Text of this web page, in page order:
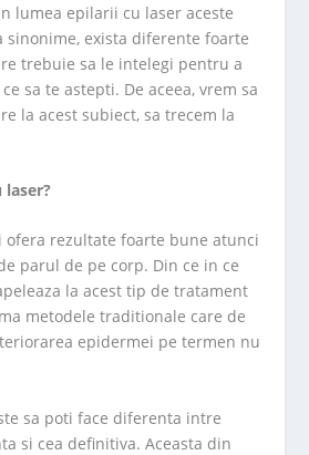
lumea epilarii cu laser aceste
sinonime, exista diferente foarte
trebuie sa le intelegi pentru a
sa te astepti. De aceea, vrem sa
la acest subiect, sa trecem la
laser?
ofera rezultate foarte bune atunci
parul de pe corp. Din ce in ce
la acest tip de tratament
metodele traditionale care de
epidermei pe termen nu
sa poti face diferenta intre
si cea definitiva. Aceasta din